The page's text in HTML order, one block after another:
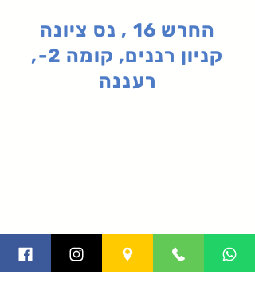
החרש 16 , נס ציונה
קניון רננים, קומה 2-,
רעננה
תקנון